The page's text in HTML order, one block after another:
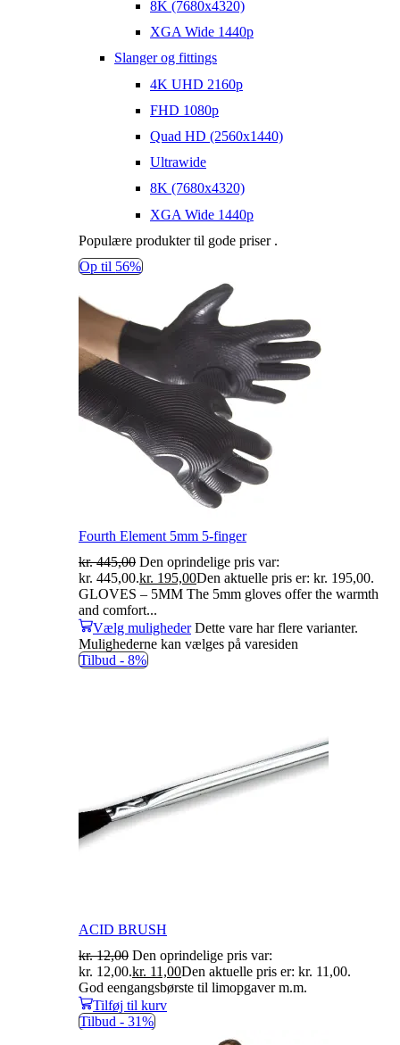
8K (7680x4320)
XGA Wide 1440p
Slanger og fittings
4K UHD 2160p
FHD 1080p
Quad HD (2560x1440)
Ultrawide
8K (7680x4320)
XGA Wide 1440p
Populære produkter til gode priser .
Op til 56%
Fourth Element 5mm 5-finger
kr.445,00 Den oprindelige pris var:
kr. 445,00.kr. 195,00Den aktuelle pris er: kr. 195,00.
GLOVES – 5MM The 5mm gloves offer the warmth
and comfort...
Vælg muligheder Dette vare har flere varianter.
Mulighederne kan vælges på varesiden
Tilbud -8%
ACID BRUSH
kr.12,00 Den oprindelige pris var:
kr. 12,00.kr. 11,00Den aktuelle pris er: kr. 11,00.
God eengangsbørste til limopgaver m.m.
Tilføj til kurv
Tilbud -31%